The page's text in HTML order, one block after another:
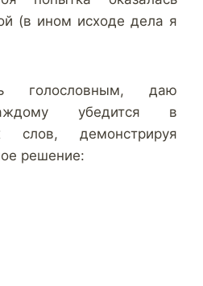
(в ином исходе дела я
даю
убедится в
слов, демонстрируя
решение: